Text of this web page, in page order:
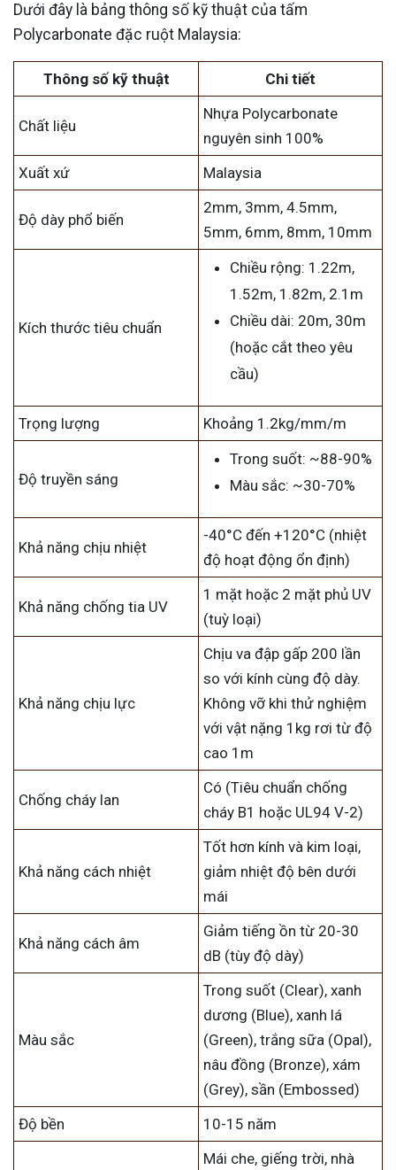
Dưới đây là bảng thông số kỹ thuật của tấm
Polycarbonate đặc ruột Malaysia:
Thông số kỹ thuật Chi tiết
Chất liệu
Nhựa Polycarbonate
nguyên sinh 100%
Xuất xứ
Malaysia
Độ dày phổ biến
2mm, 3mm, 4.5mm,
5mm, 6mm, 8mm, 10mm
Kích thước tiêu chuẩn
Chiều rộng: 1.22m,
1.52m, 1.82m, 2.1m
Chiều dài: 20m, 30m
(hoặc cắt theo yêu
cầu)
Trọng lượng Khoảng 1.2kg/mm/m
Độ truyền sáng
Trong suốt: ~88-90%
Màu sắc: ~30-70%
Khả năng chịu nhiệt
-40°C đến +120°C (nhiệt
độ hoạt động ổn định)
Khả năng chống tia UV
1 mặt hoặc 2 mặt phủ UV
(tuỳ loại)
Khả năng chịu lực
Chịu va đập gấp 200 lần
so với kính cùng độ dày.
Không vỡ khi thử nghiệm
với vật nặng 1kg rơi từ độ
cao 1m
Chống cháy lan
Có (Tiêu chuẩn chống
cháy B1 hoặc UL94 V-2)
Khả năng cách nhiệt
Tốt hơn kính và kim loại,
giảm nhiệt độ bên dưới
mái
Khả năng cách âm
Giảm tiếng ồn từ 20-30
dB (tùy độ dày)
Màu sắc
Trong suốt (Clear), xanh
dương (Blue), xanh lá
(Green), trắng sữa (Opal),
nâu đồng (Bronze), xám
(Grey), sần (Embossed)
Độ bền
10-15 năm
Mái che, giếng trời, nhà